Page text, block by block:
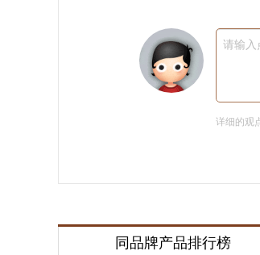
请输入
详细的观
同品牌产品排行榜